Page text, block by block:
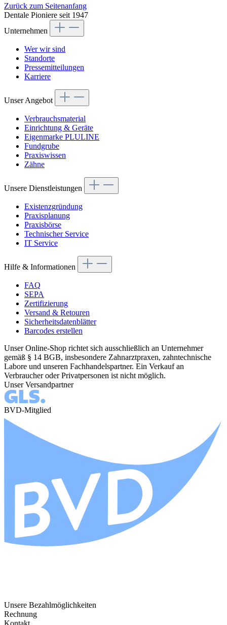
Zurück zum Seitenanfang
Dentale Pioniere seit 1947
Unternehmen
Wer wir sind
Standorte
Pressemitteilungen
Karriere
Unser Angebot
Verbrauchsmaterial
Einrichtung & Geräte
Eigenmarke PLULINE
Fundgrube
Praxiswissen
Zähne
Unsere Dienstleistungen
Existenzgründung
Praxisplanung
Praxisbörse
Technischer Service
IT Service
Hilfe & Informationen
FAQ
SEPA
Zertifizierung
Versand & Retouren
Sicherheitsdatenblätter
Barcodes erstellen
Unser Online-Shop richtet sich ausschließlich an Unternehmer
gemäß § 14 BGB, insbesondere Zahnarztpraxen, zahntechnische
Labore und unseren Fachhandelspartner. Ein Verkauf an
Verbraucher oder Privatpersonen ist nicht möglich.
Unser Versandpartner
BVD-Mitglied
Unsere Bezahlmöglichkeiten
Rechnung
Kontakt